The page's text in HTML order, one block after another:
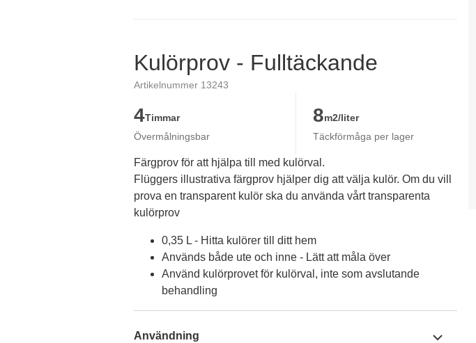
Kulörprov - Fulltäckande
Artikelnummer 13243
4Timmar
Övermålningsbar
8m2/liter
Täckförmåga per lager
Färgprov för att hjälpa till med kulörval.
Flüggers illustrativa färgprov hjälper dig att välja kulör. Om du vill
prova en transparent kulör ska du använda vårt transparenta
kulörprov
0,35 L - Hitta kulörer till ditt hem
Används både ute och inne - Lätt att måla över
Använd kulörprovet för kulörval, inte som avslutande
behandling
Användning